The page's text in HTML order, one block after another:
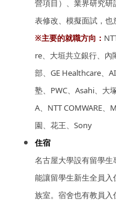
營項目）、業界研究
表修改、模擬面試，也
※主要的就職方向：
re、大垣共立銀行、內
部、GE Healthcare、
塾、PWC、Asahi、大
A、NTT COMWARE
園、花王、Sony
住宿
名古屋大學設有留學
能讓留學生新生全員
族室。宿舍也有教員入